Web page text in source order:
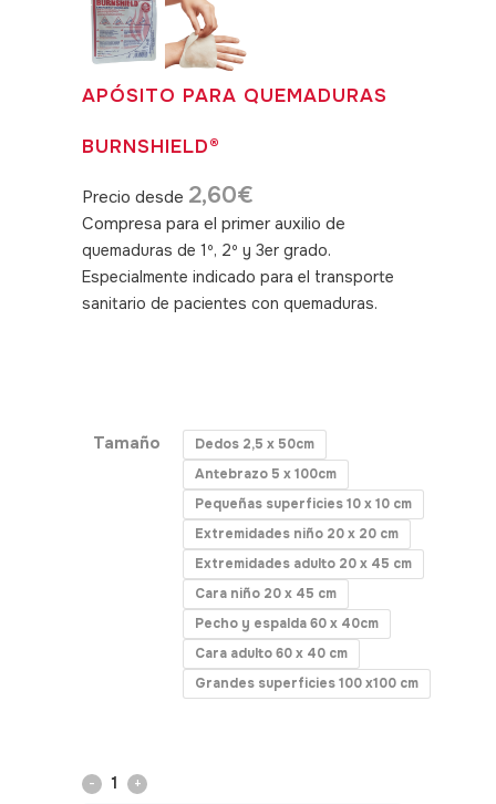
APÓSITO PARA QUEMADURAS
BURNSHIELD®
Precio desde 2,60€
Compresa para el primer auxilio de
quemaduras de 1º, 2º y 3er grado.
Especialmente indicado para el transporte
sanitario de pacientes con quemaduras.
Tamaño
Dedos 2,5 x 50cm
Antebrazo 5 x 100cm
Pequeñas superficies 10 x 10 cm
Extremidades niño 20 x 20 cm
Extremidades adulto 20 x 45 cm
Cara niño 20 x 45 cm
Pecho y espalda 60 x 40cm
Cara adulto 60 x 40 cm
Grandes superficies 100 x100 cm